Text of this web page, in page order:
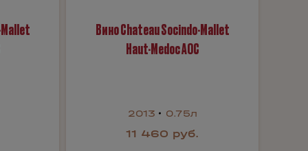
Вино Chateau Socindo-Mallet
Haut-Medoc AOC
2013 0.75л
11 460 руб.